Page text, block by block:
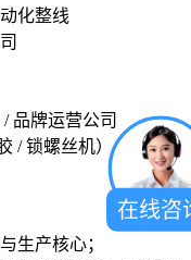
化整线
品牌运营公司
/ 锁螺丝机）
生产核心；
在线咨